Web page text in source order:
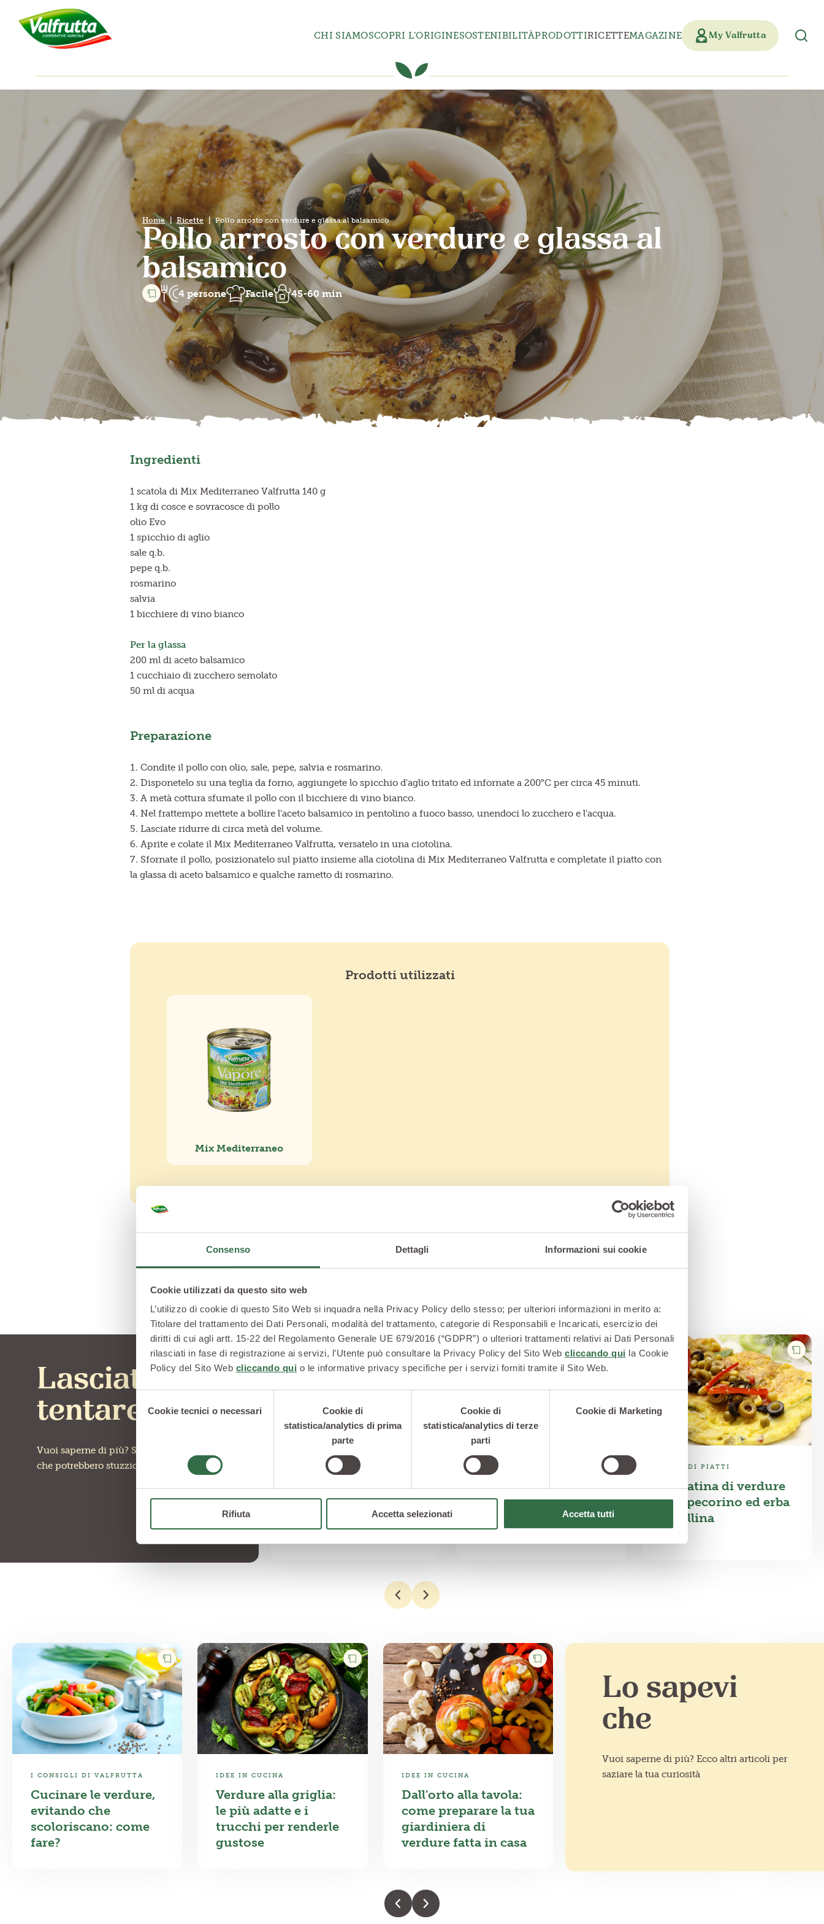
Consenso Dettagli Informazioni sui cookie
Cookie utilizzati da questo sito web
L’utilizzo di cookie di questo Sito Web si inquadra nella Privacy Policy dello stesso; per ulteriori informazioni in merito a:
Titolare del trattamento dei Dati Personali, modalità del trattamento, categorie di Responsabili e Incaricati, esercizio dei
diritti di cui agli artt. 15-22 del Regolamento Generale UE 679/2016 (“GDPR”) o ulteriori trattamenti relativi ai Dati Personali
rilasciati in fase di registrazione ai servizi, l’Utente può consultare la Privacy Policy del Sito Web cliccando qui la Cookie
Policy del Sito Web cliccando qui o le informative privacy specifiche per i servizi forniti tramite il Sito Web.
del Cookie tecnici o necessari
Cookie di
statistica/analytics di prima
parte
Cookie di
statistica/analytics di terze
parti
Cookie di Marketing
Rifiuta Accetta selezionati Accetta tutti
CHI SIAMOSCOPRI L’ORIGINESOSTENIBILITÀPRODOTTIRICETTEMAGAZINE My Valfrutta
Home Ricette Pollo arrosto con verdure e glassa al balsamico
Pollo arrosto con verdure e glassa al
balsamico
4 persone Facile 45-60 min
Ingredienti
1 scatola di Mix Mediterraneo Valfrutta 140 g
1 kg di cosce e sovracosce di pollo
olio Evo
1 spicchio di aglio
sale q.b.
pepe q.b.
rosmarino
salvia
1 bicchiere di vino bianco
Per la glassa
200 ml di aceto balsamico
1 cucchiaio di zucchero semolato
50 ml di acqua
Preparazione
Condite il pollo con olio, sale, pepe, salvia e rosmarino.
Disponetelo su una teglia da forno, aggiungete lo spicchio d'aglio tritato ed infornate a 200°C per circa 45 minuti.
A metà cottura sfumate il pollo con il bicchiere di vino bianco.
Nel frattempo mettete a bollire l'aceto balsamico in pentolino a fuoco basso, unendoci lo zucchero e l'acqua.
Lasciate ridurre di circa metà del volume.
Aprite e colate il Mix Mediterraneo Valfrutta, versatelo in una ciotolina.
Sfornate il pollo, posizionatelo sul piatto insieme alla ciotolina di Mix Mediterraneo Valfrutta e completate il piatto con
la glassa di aceto balsamico e qualche rametto di rosmarino.
Prodotti utilizzati
Mix Mediterraneo
Lasciati
tentare
Vuoi saperne di più? Scopri altre ricette
che potrebbero stuzzicare la tua curiosità
CONTORNI
Insalata di fagiolini,
patate, mix
mediterraneo e pesto
SECONDI PIATTI
Quiche di verdure
miste e groviera
SECONDI PIATTI
Frittatina di verdure
con pecorino ed erba
cipollina
Lo sapevi
che
Vuoi saperne di più? Ecco altri articoli per
saziare la tua curiosità
I CONSIGLI DI VALFRUTTA
Cucinare le verdure,
evitando che
scoloriscano: come
fare?
IDEE IN CUCINA
Verdure alla griglia:
le più adatte e i
trucchi per renderle
gustose
IDEE IN CUCINA
Dall'orto alla tavola:
come preparare la tua
giardiniera di
verdure fatta in casa
IDEE IN CUCINA